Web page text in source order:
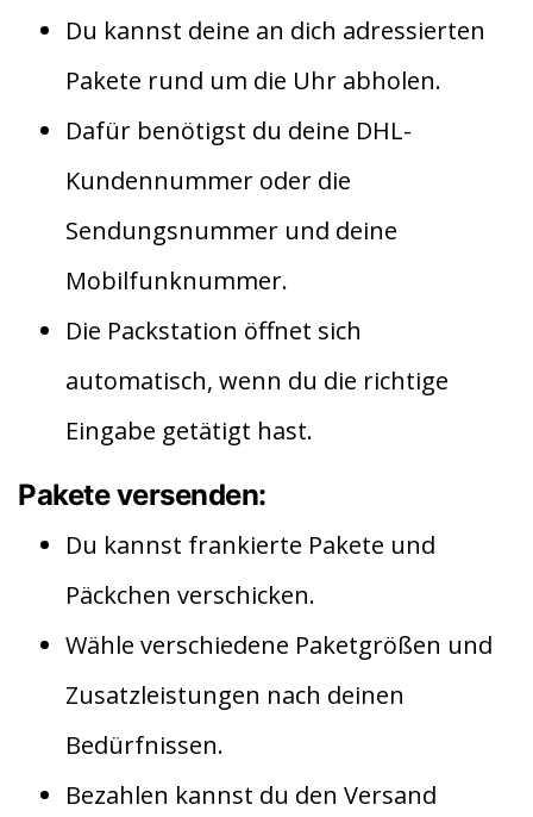
Du kannst deine an dich adressierten
Pakete rund um die Uhr abholen.
Dafür benötigst du deine DHL-
Kundennummer oder die
Sendungsnummer und deine
Mobilfunknummer.
Die Packstation öffnet sich
automatisch, wenn du die richtige
Eingabe getätigt hast.
Pakete versenden:
Du kannst frankierte Pakete und
Päckchen verschicken.
Wähle verschiedene Paketgrößen und
Zusatzleistungen nach deinen
Bedürfnissen.
Bezahlen kannst du den Versand